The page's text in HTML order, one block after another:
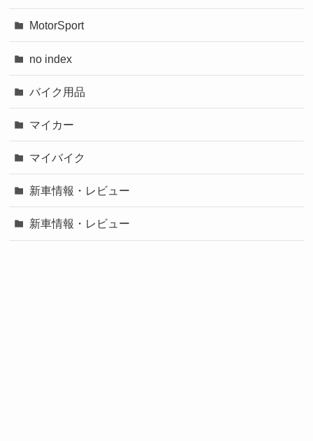
MotorSport
no index
バイク用品
マイカー
マイバイク
新車情報・レビュー
新車情報・レビュー